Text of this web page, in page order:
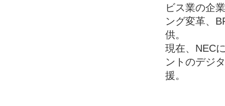
ビス業の企
ング変革、
供。
現在、NEC
ントのデジ
援。